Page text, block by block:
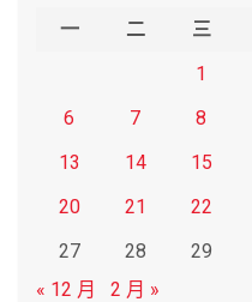
一 二 三
1
6
7 8
13
14 15
20
21 22
27
28 29
« 12 月
2 月 »